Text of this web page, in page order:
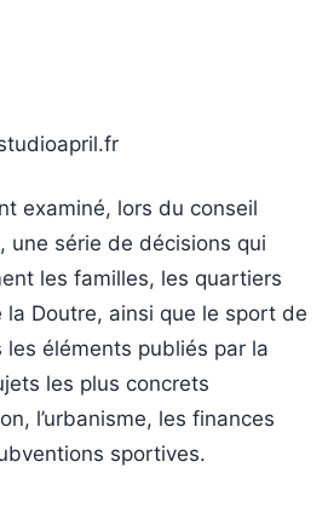
examiné, lors du conseil
une série de décisions qui
les familles, les quartiers
Doutre, ainsi que le sport de
les éléments publiés par la
les plus concrets
l’urbanisme, les finances
sportives.